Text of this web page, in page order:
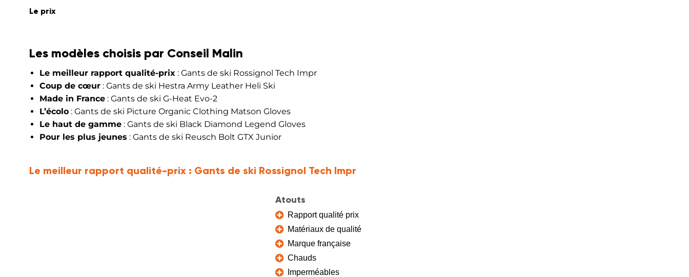
Le prix
Les modèles choisis par Conseil Malin
Le meilleur rapport qualité-prix : Gants de ski Rossignol Tech Impr
Coup de cœur : Gants de ski Hestra Army Leather Heli Ski
Made in France : Gants de ski G-Heat Evo-2
L’écolo : Gants de ski Picture Organic Clothing Matson Gloves
Le haut de gamme : Gants de ski Black Diamond Legend Gloves
Pour les plus jeunes : Gants de ski Reusch Bolt GTX Junior
Le meilleur rapport qualité-prix : Gants de ski Rossignol Tech Impr
Atouts
Rapport qualité prix
Matériaux de qualité
Marque française
Chauds
Imperméables